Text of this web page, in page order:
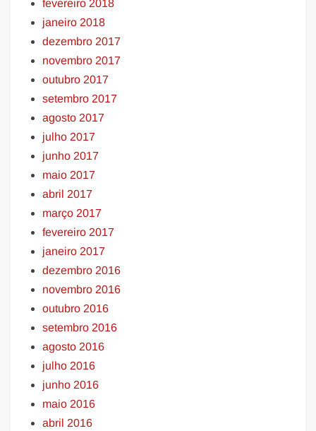
fevereiro 2018
janeiro 2018
dezembro 2017
novembro 2017
outubro 2017
setembro 2017
agosto 2017
julho 2017
junho 2017
maio 2017
abril 2017
março 2017
fevereiro 2017
janeiro 2017
dezembro 2016
novembro 2016
outubro 2016
setembro 2016
agosto 2016
julho 2016
junho 2016
maio 2016
abril 2016